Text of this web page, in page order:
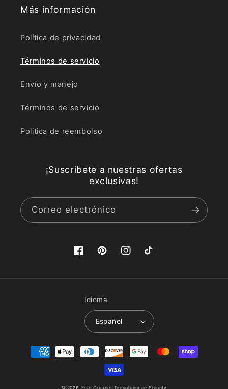
Más información
Política de privacidad
Términos de servicio
Envío y manejo
Términos de servicio
Politica de reembolso
¡Suscríbete a nuestras ofertas
exclusivas!
Correo electrónico
FacebookPinterestInstagramTikTok
Idioma
Español
Formas